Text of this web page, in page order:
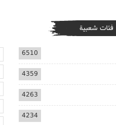
فئات شعبية
6510
4359
4263
4234